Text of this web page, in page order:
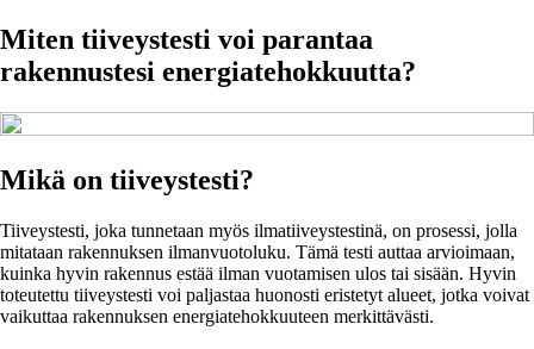
Miten tiiveystesti voi parantaa
rakennustesi energiatehokkuutta?
Mikä on tiiveystesti?
Tiiveystesti, joka tunnetaan myös ilmatiiveystestinä, on prosessi, jolla
mitataan rakennuksen ilmanvuotoluku. Tämä testi auttaa arvioimaan,
kuinka hyvin rakennus estää ilman vuotamisen ulos tai sisään. Hyvin
toteutettu tiiveystesti voi paljastaa huonosti eristetyt alueet, jotka voivat
vaikuttaa rakennuksen energiatehokkuuteen merkittävästi.